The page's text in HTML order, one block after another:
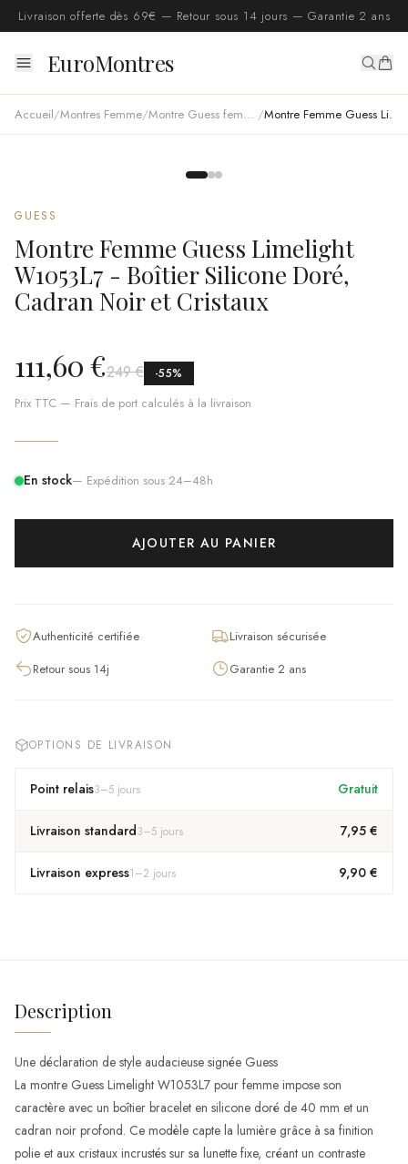
Livraison offerte dès 69€ — Retour sous 14 jours — Garantie 2 ans
EuroMontres
Accueil/Montres Femme/ Montre Guess femme / Montre Femme Guess Limelight W1053L7 - Boîtier Silicone Doré, Cadran Noir et Cristaux
GUESS
Montre Femme Guess Limelight
W1053L7 - Boîtier Silicone Doré,
Cadran Noir et Cristaux
111,60 €249 € -55%
Prix TTC — Frais de port calculés à la livraison
En stock— Expédition sous 24–48h
AJOUTER AU PANIER
Authenticité certifiée
Livraison sécurisée
Retour sous 14j
Garantie 2 ans
OPTIONS DE LIVRAISON
Point relais3–5 jours Gratuit
Livraison standard3–5 jours 7,95 €
Livraison express1–2 jours 9,90 €
Description
Une déclaration de style audacieuse signée Guess
La montre Guess Limelight W1053L7 pour femme impose son
caractère avec un boîtier bracelet en silicone doré de 40 mm et un
cadran noir profond. Ce modèle capte la lumière grâce à sa finition
polie et aux cristaux incrustés sur sa lunette fixe, créant un contraste